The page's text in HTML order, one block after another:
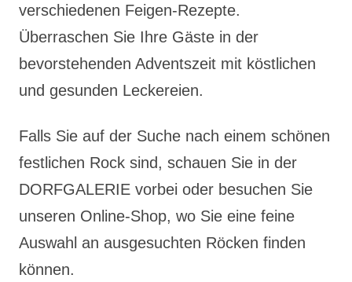
verschiedenen Feigen-Rezepte.
Überraschen Sie Ihre Gäste in der
bevorstehenden Adventszeit mit köstlichen
und gesunden Leckereien.
Falls Sie auf der Suche nach einem schönen
festlichen Rock sind, schauen Sie in der
DORFGALERIE vorbei oder besuchen Sie
unseren Online-Shop, wo Sie eine feine
Auswahl an ausgesuchten Röcken finden
können.